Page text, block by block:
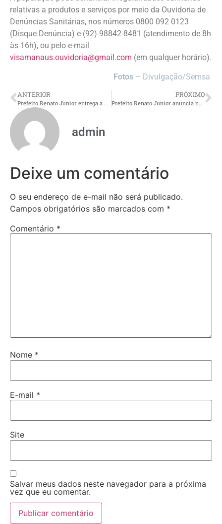
relativas a produtos e serviços por meio da Ouvidoria de
Denúncias Sanitárias, nos números 0800 092 0123
(Disque Denúncia) e (92) 98842-8481 (atendimento de 8h
às 16h), ou pelo e-mail
visamanaus.ouvidoria@gmail.com (em qualquer horário).
Fotos – Divulgação/Semsa
ANTERIOR PRÓXIMO
admin
Deixe um comentário
O seu endereço de e-mail não será publicado.
Campos obrigatórios são marcados com *
Comentário *
Nome *
E-mail *
Site
Salvar meus dados neste navegador para a próxima
vez que eu comentar.